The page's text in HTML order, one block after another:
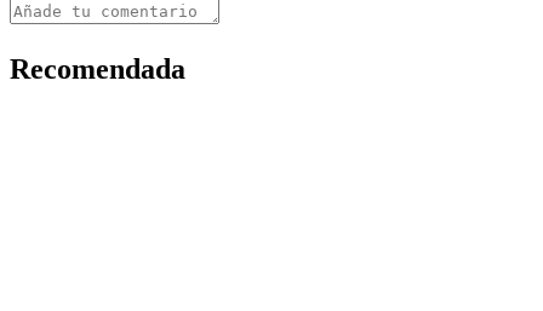
Recomendada